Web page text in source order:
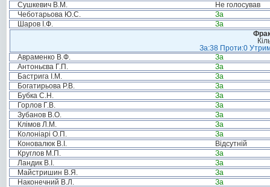
Сушкевич В.М.
Не голосував
Чеботарьова Ю.С.
За
Шаров І.Ф.
За
За:38 Проти:0
Авраменко В.Ф.
За
Антоньєва Г.П.
За
Бастрига І.М.
За
Богатирьова Р.В.
За
Бубка С.Н.
За
Горлов Г.В.
За
Зубанов В.О.
За
Клімов Л.М.
За
Колоніарі О.П.
За
Коновалюк В.І.
Відсутній
Круглов М.П.
За
Ландик В.І.
За
Майстришин В.Я.
За
Наконечний В.Л.
За